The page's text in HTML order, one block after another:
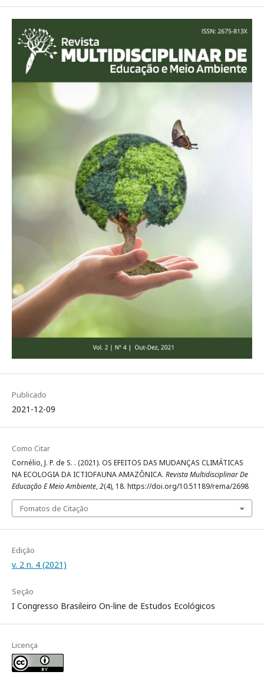
Publicado
2021-12-09
Como Citar
Cornélio, J. P. de S. . (2021). OS EFEITOS DAS MUDANÇAS CLIMÁTICAS
NA ECOLOGIA DA ICTIOFAUNA AMAZÔNICA. Revista Multidisciplinar De
Educação E Meio Ambiente,2(4), 18. https://doi.org/10.51189/rema/2698
Fomatos de Citação
Edição
v. 2 n. 4 (2021)
Seção
I Congresso Brasileiro On-line de Estudos Ecológicos
Licença